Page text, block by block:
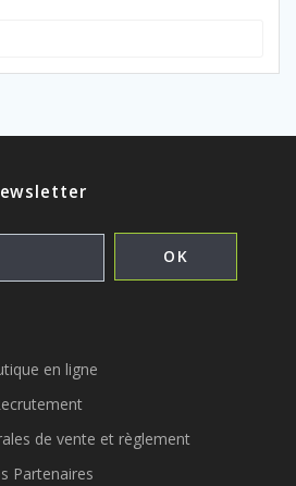
:
en ligne
de vente et règlement
Partenaires